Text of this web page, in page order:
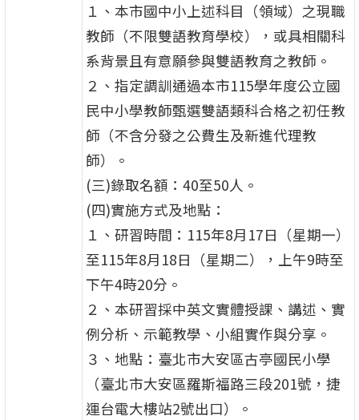
１、本市國中小上述科目（領域）之現職
教師（不限雙語教育學校），或具相關科
系背景且有意願參與雙語教育之教師。
２、指定調訓通過本市115學年度公立國
民中小學教師甄選雙語類科合格之初任教
師（不含分發之公費生及新進代理教
師）。
(三)錄取名額：40至50人。
(四)實施方式及地點：
１、研習時間：115年8月17日（星期一）
至115年8月18日（星期二），上午9時至
下午4時20分。
２、本研習採中英文實體授課、講述、實
例分析、示範教學、小組實作與分享。
３、地點：臺北市大安區古亭國民小學
（臺北市大安區羅斯福路三段201號，捷
運台電大樓站2號出口）。